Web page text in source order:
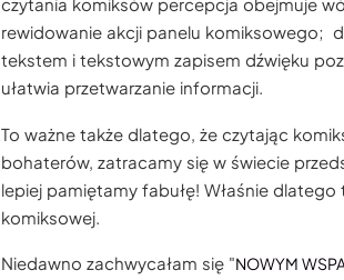
czytania komiksów percepcja obejmuje
rewidowanie akcji panelu komiksowego;
tekstem i tekstowym zapisem dźwięku
ułatwia przetwarzanie informacji.
To ważne także dlatego, że czytając
bohaterów, zatracamy się w świecie
lepiej pamiętamy fabułę! Właśnie
komiksowej.
Niedawno zachwycałam się "NOWYM